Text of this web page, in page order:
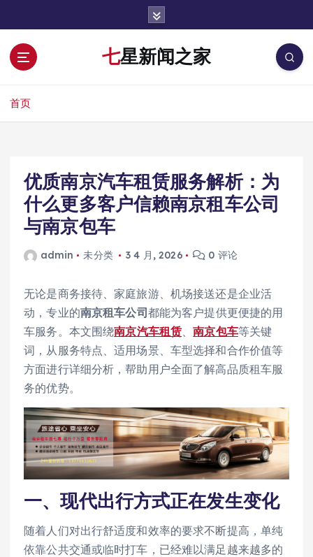
七星新闻之家
首页
优质南京汽车租赁服务解析：为
什么更多客户信赖南京租车公司
与南京包车
admin 未分类 3 4 月, 2026 0 评论
无论是商务接待、家庭旅游、机场接送还是企业活
动，专业的南京租车公司 都能为客户提供更便捷的用
车服务。本文围绕南京汽车租赁、南京包车等关键
词，从服务特点、适用场景、车型选择和合作价值等
方面进行详细分析，帮助用户全面了解高品质租车服
务的优势。
一、现代出行方式正在发生变化
随着人们对出行舒适度和效率的要求不断提高，单纯
依靠公共交通或临时打车，已经难以满足越来越多的